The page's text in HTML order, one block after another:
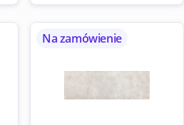
Na zamówienie